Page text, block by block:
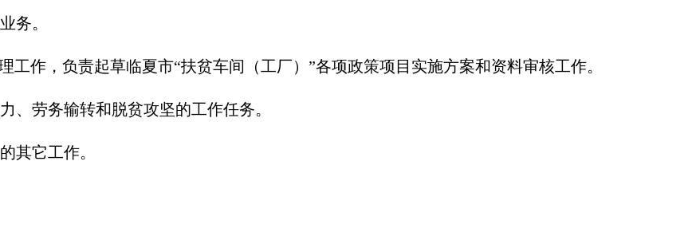
务。
工作，负责起草临夏市“扶贫车间（工厂）”各项政策项目实施方案和资料审核工作。
、劳务输转和脱贫攻坚的工作任务。
其它工作。